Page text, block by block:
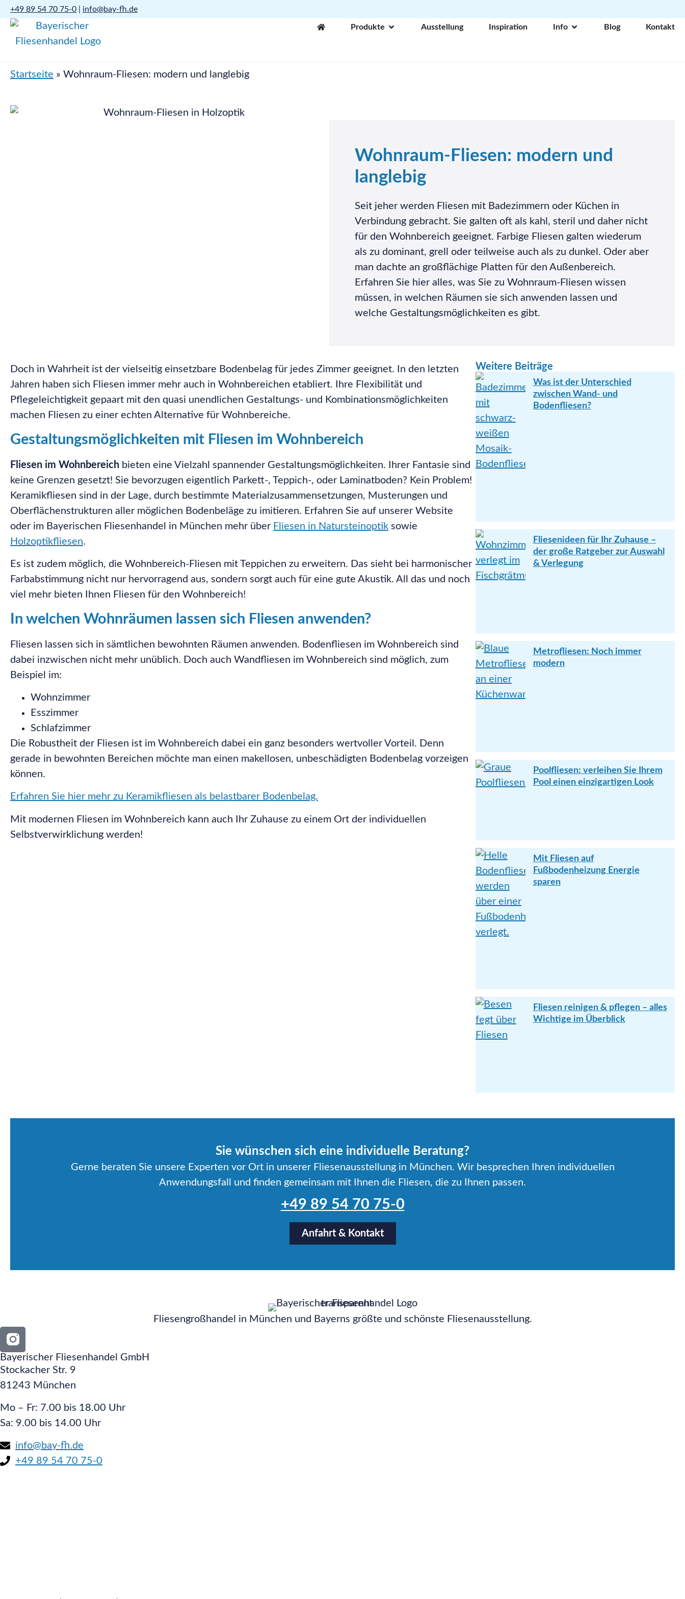
+49 89 54 70 75-0 info@bay-fh.de
Produkte Ausstellung Inspiration Info Blog Kontakt
Startseite » Wohnraum-Fliesen: modern und langlebig
Wohnraum-Fliesen: modern und
langlebig
Seit jeher werden Fliesen mit Badezimmern oder Küchen in
Verbindung gebracht. Sie galten oft als kahl, steril und daher nicht
für den Wohnbereich geeignet. Farbige Fliesen galten wiederum
als zu dominant, grell oder teilweise auch als zu dunkel. Oder aber
man dachte an großflächige Platten für den Außenbereich.
Erfahren Sie hier alles, was Sie zu Wohnraum-Fliesen wissen
müssen, in welchen Räumen sie sich anwenden lassen und
welche Gestaltungsmöglichkeiten es gibt.
Doch in Wahrheit ist der vielseitig einsetzbare Bodenbelag für jedes Zimmer geeignet. In den letzten
Jahren haben sich Fliesen immer mehr auch in Wohnbereichen etabliert. Ihre Flexibilität und
Pflegeleichtigkeit gepaart mit den quasi unendlichen Gestaltungs- und Kombinationsmöglichkeiten
machen Fliesen zu einer echten Alternative für Wohnbereiche.
Gestaltungsmöglichkeiten mit Fliesen im Wohnbereich
Fliesen im Wohnbereich bieten eine Vielzahl spannender Gestaltungsmöglichkeiten. Ihrer Fantasie sind
keine Grenzen gesetzt! Sie bevorzugen eigentlich Parkett-, Teppich-, oder Laminatboden? Kein Problem!
Keramikfliesen sind in der Lage, durch bestimmte Materialzusammensetzungen, Musterungen und
Oberflächenstrukturen aller möglichen Bodenbeläge zu imitieren. Erfahren Sie auf unserer Website
oder im Bayerischen Fliesenhandel in München mehr über Fliesen in Natursteinoptik sowie
Holzoptikfliesen.
Es ist zudem möglich, die Wohnbereich-Fliesen mit Teppichen zu erweitern. Das sieht bei harmonischer
Farbabstimmung nicht nur hervorragend aus, sondern sorgt auch für eine gute Akustik. All das und noch
viel mehr bieten Ihnen Fliesen für den Wohnbereich!
In welchen Wohnräumen lassen sich Fliesen anwenden?
Fliesen lassen sich in sämtlichen bewohnten Räumen anwenden. Bodenfliesen im Wohnbereich sind
dabei inzwischen nicht mehr unüblich. Doch auch Wandfliesen im Wohnbereich sind möglich, zum
Beispiel im:
Wohnzimmer
Esszimmer
Schlafzimmer
Die Robustheit der Fliesen ist im Wohnbereich dabei ein ganz besonders wertvoller Vorteil. Denn
gerade in bewohnten Bereichen möchte man einen makellosen, unbeschädigten Bodenbelag vorzeigen
können.
Erfahren Sie hier mehr zu Keramikfliesen als belastbarer Bodenbelag.
Mit modernen Fliesen im Wohnbereich kann auch Ihr Zuhause zu einem Ort der individuellen
Selbstverwirklichung werden!
Weitere Beiträge
Was ist der Unterschied
zwischen Wand- und
Bodenfliesen?
Fliesenideen für Ihr Zuhause –
der große Ratgeber zur Auswahl
& Verlegung
Metrofliesen: Noch immer
modern
Poolfliesen: verleihen Sie Ihrem
Pool einen einzigartigen Look
Mit Fliesen auf
Fußbodenheizung Energie
sparen
Fliesen reinigen & pflegen – alles
Wichtige im Überblick
Sie wünschen sich eine individuelle Beratung?
Gerne beraten Sie unsere Experten vor Ort in unserer Fliesenausstellung in München. Wir besprechen Ihren individuellen
Anwendungsfall und finden gemeinsam mit Ihnen die Fliesen, die zu Ihnen passen.
+49 89 54 70 75-0
Anfahrt & Kontakt
Fliesengroßhandel in München und Bayerns größte und schönste Fliesenausstellung.
Bayerischer Fliesenhandel GmbH
Stockacher Str. 9
81243 München
Mo – Fr: 7.00 bis 18.00 Uhr
Sa: 9.00 bis 14.00 Uhr
info@bay-fh.de
+49 89 54 70 75-0